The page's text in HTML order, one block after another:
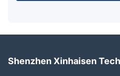
Shenzhen Xinhaisen